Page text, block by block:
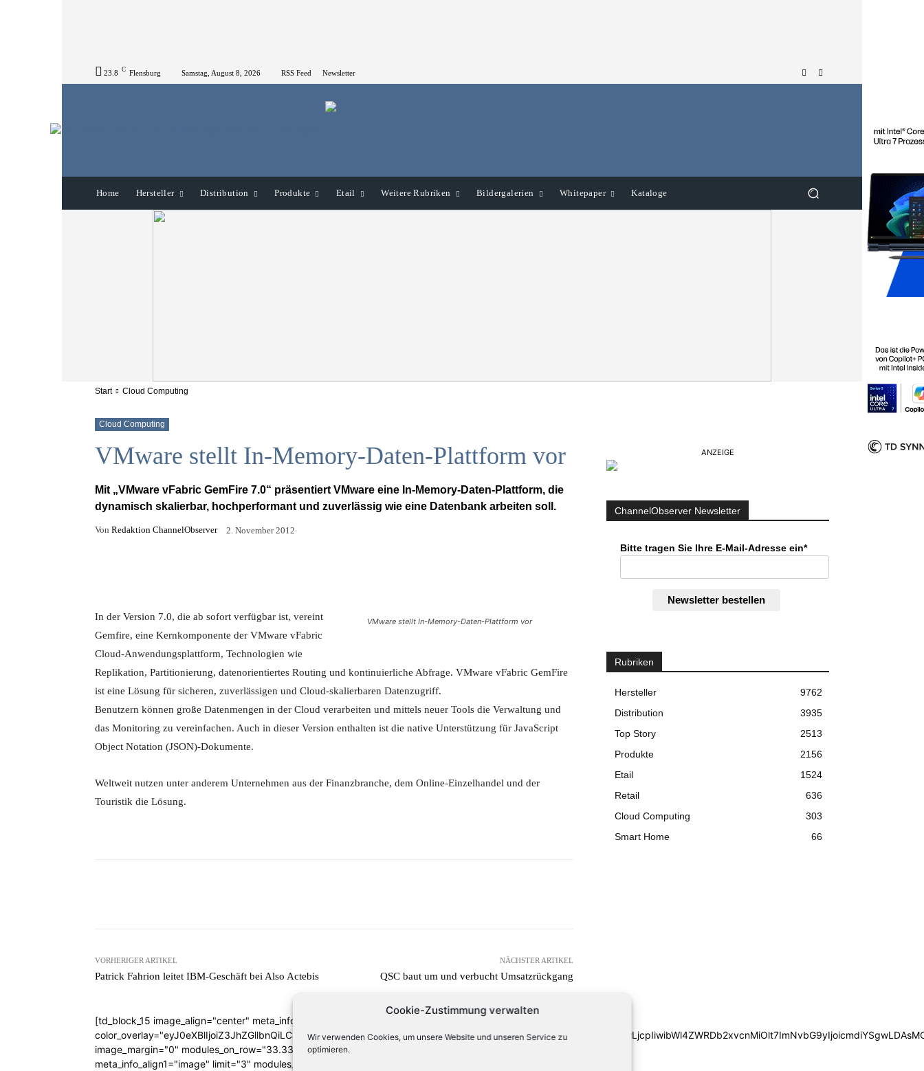
Cookie-Zustimmung verwalten
Wir verwenden Cookies, um unsere Website und unseren Service zu
optimieren.
23.8 C Flensburg Samstag, August 8, 2026 RSS Feed Newsletter
Home Hersteller Distribution Produkte Etail Weitere Rubriken Bildergalerien Whitepaper Kataloge
Start Cloud Computing
Cloud Computing
VMware stellt In-Memory-Daten-Plattform vor
Mit „VMware vFabric GemFire 7.0“ präsentiert VMware eine In-Memory-Daten-Plattform, die
dynamisch skalierbar, hochperformant und zuverlässig wie eine Datenbank arbeiten soll.
Von Redaktion ChannelObserver 2. November 2012
VMware stellt In-Memory-Daten-Plattform vor
In der Version 7.0, die ab sofort verfügbar ist, vereint
Gemfire, eine Kernkomponente der VMware vFabric
Cloud-Anwendungsplattform, Technologien wie
Replikation, Partitionierung, datenorientiertes Routing und kontinuierliche Abfrage. VMware vFabric GemFire
ist eine Lösung für sicheren, zuverlässigen und Cloud-skalierbaren Datenzugriff.
Benutzern können große Datenmengen in der Cloud verarbeiten und mittels neuer Tools die Verwaltung und
das Monitoring zu vereinfachen. Auch in dieser Version enthalten ist die native Unterstützung für JavaScript
Object Notation (JSON)-Dokumente.
Weltweit nutzen unter anderem Unternehmen aus der Finanzbranche, dem Online-Einzelhandel und der
Touristik die Lösung.
VORHERIGER ARTIKEL
Patrick Fahrion leitet IBM-Geschäft bei Also Actebis
NÄCHSTER ARTIKEL
QSC baut um und verbucht Umsatzrückgang
[td_block_15 image_align="center" meta_info_align="bottom"
image_margin="0" modules_on_row="33.33333333%" columns="33.33333333%"
meta_info_align1="image" limit="3" modules_category="above" show_author2="none" show_date2="none"
ANZEIGE
ChannelObserver Newsletter
Bitte tragen Sie Ihre E-Mail-Adresse ein*
Newsletter bestellen
Rubriken
Hersteller
9762
Distribution
3935
Top Story
2513
Produkte
2156
Etail
1524
Retail
636
Cloud Computing
303
Smart Home
66